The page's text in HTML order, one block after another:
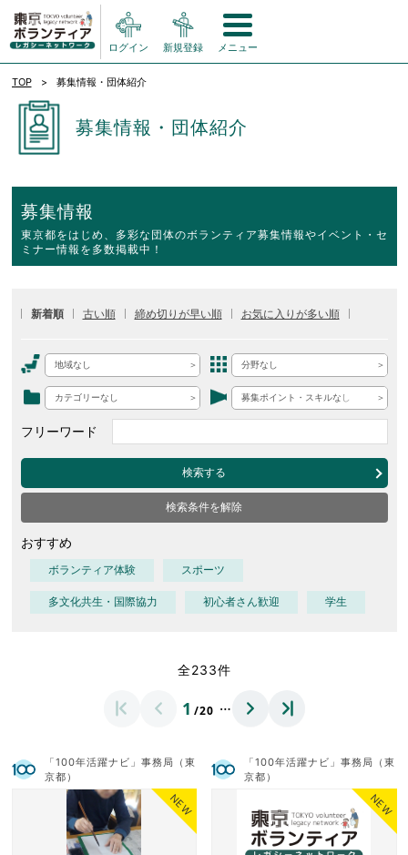
ログイン 新規登録 メニュー
TOP 募集情報・団体紹介
募集情報・団体紹介
募集情報
東京都をはじめ、多彩な団体のボランティア募集情報やイベント・セ
ミナー情報を多数掲載中！
新着順 古い順 締め切りが早い順 お気に入りが多い順
地域なし 分野なし
カテゴリーなし 募集ポイント・スキルなし
フリーワード
検索する
検索条件を解除
おすすめ
ボランティア体験 スポーツ
多文化共生・国際協力 初心者さん歓迎 学生
全233件
1 /20 …
「100年活躍ナビ」事務局（東
京都）
NEW
「100年活躍ナビ」事務局（東
京都）
NEW